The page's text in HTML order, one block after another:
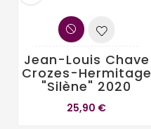
Jean-Louis Chave
Crozes-Hermitage
"Silène" 2020
25,90 €